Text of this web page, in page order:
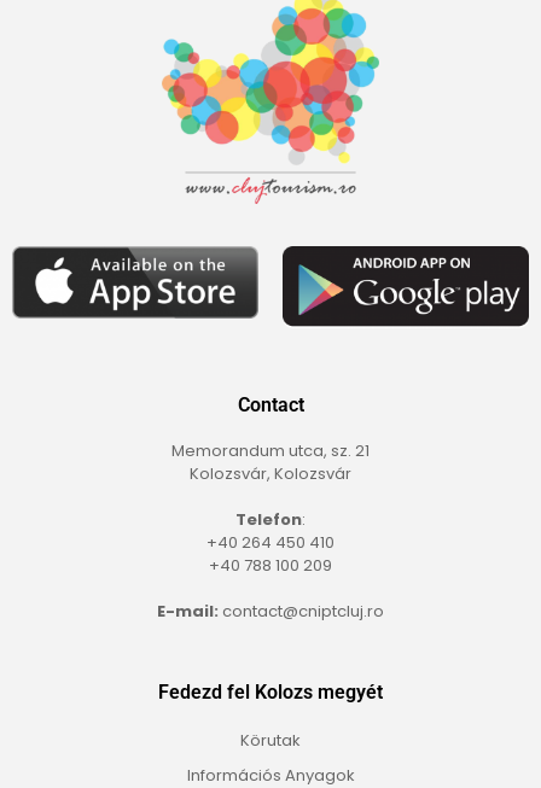
Contact
Memorandum utca, sz. 21
Kolozsvár, Kolozsvár
Telefon:
+40 264 450 410
+40 788 100 209
E-mail: contact@cniptcluj.ro
Fedezd fel Kolozs megyét
Körutak
Információs Anyagok